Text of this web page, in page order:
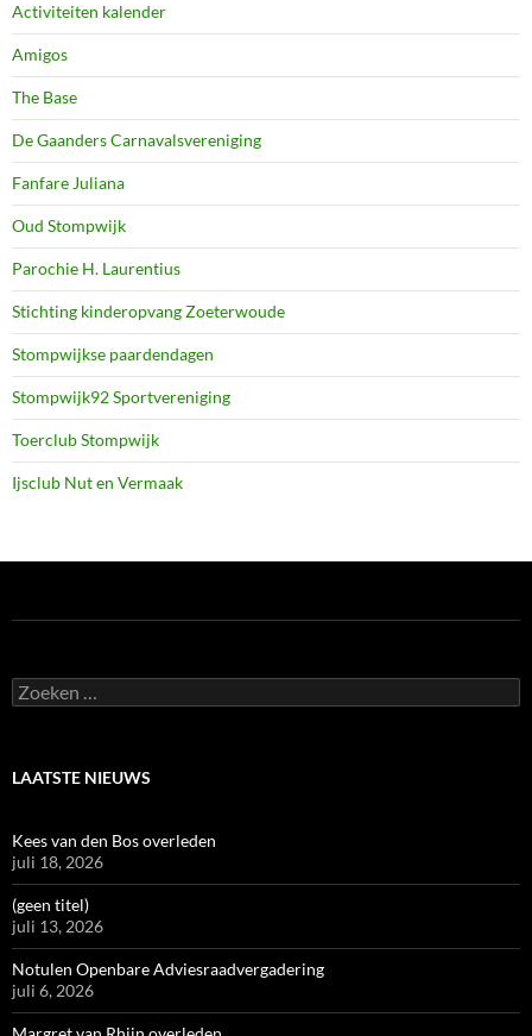
Activiteiten kalender
Amigos
The Base
De Gaanders Carnavalsvereniging
Fanfare Juliana
Oud Stompwijk
Parochie H. Laurentius
Stichting kinderopvang Zoeterwoude
Stompwijkse paardendagen
Stompwijk92 Sportvereniging
Toerclub Stompwijk
Ijsclub Nut en Vermaak
Zoeken
naar:
LAATSTE NIEUWS
Kees van den Bos overleden
juli 18, 2026
(geen titel)
juli 13, 2026
Notulen Openbare Adviesraadvergadering
juli 6, 2026